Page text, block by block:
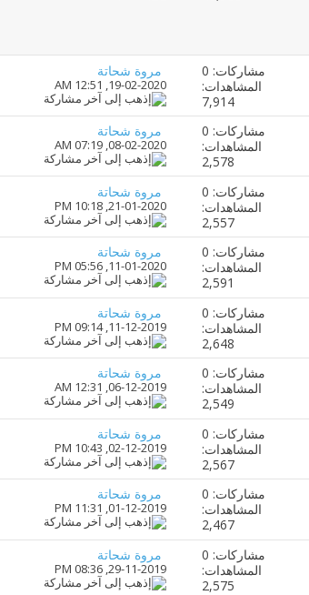
مشاركات: 0
المشاهدات:
7,914
مروة شحاتة
19-02-2020,
12:51 AM
مشاركات: 0
المشاهدات:
2,578
مروة شحاتة
08-02-2020,
07:19 AM
مشاركات: 0
المشاهدات:
2,557
مروة شحاتة
21-01-2020,
10:18 PM
مشاركات: 0
المشاهدات:
2,591
مروة شحاتة
11-01-2020,
05:56 PM
مشاركات: 0
المشاهدات:
2,648
مروة شحاتة
11-12-2019,
09:14 PM
مشاركات: 0
المشاهدات:
2,549
مروة شحاتة
06-12-2019,
12:31 AM
مشاركات: 0
المشاهدات:
2,567
مروة شحاتة
02-12-2019,
10:43 PM
مشاركات: 0
المشاهدات:
2,467
مروة شحاتة
01-12-2019,
11:31 PM
مشاركات: 0
المشاهدات:
2,575
مروة شحاتة
29-11-2019,
08:36 PM